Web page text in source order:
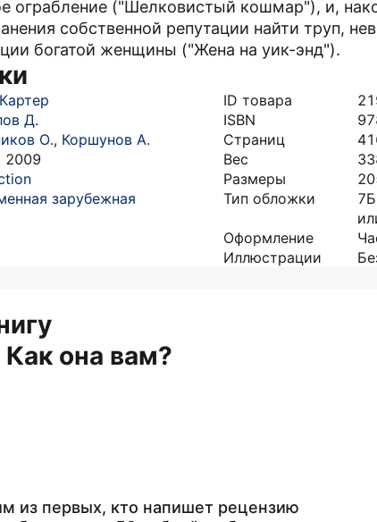
("Шелковистый кошмар"), и,
собственной репутации найти труп,
богатой женщины ("Жена на уик-энд").
Д.
О., Коршунов А.
2009
зарубежная
ID товара
ISBN
Страниц
Вес
Размеры
Тип обложки
Оформление
Иллюстрации
Как она вам?
из первых, кто напишет рецензию